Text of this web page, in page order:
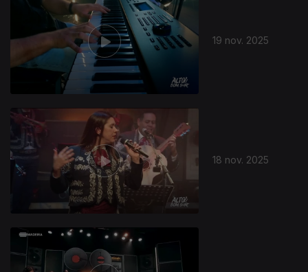
19 nov. 2025
18 nov. 2025